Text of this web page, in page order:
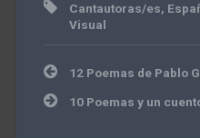
Cantautoras/es,
Visual
Navegación
entradas
12 Poemas de Pablo
10 Poemas y un